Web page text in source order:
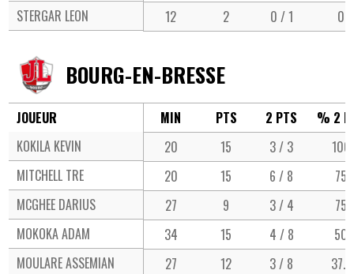
STERGAR LEON
12 2 0 / 1 0
BOURG-EN-BRESSE
JOUEUR MIN PTS 2 PTS
% 2
KOKILA KEVIN
20 15 3 / 3
100
MITCHELL TRE
20 15 6 / 8
75
MCGHEE DARIUS
27 9 3 / 4
75
MOKOKA ADAM
34 15 4 / 8
50
MOULARE ASSEMIAN
27 12 3 / 8
37.5